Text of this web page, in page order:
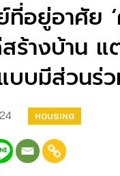
ที่อยู่อาศัย
สร้างบ้าน
บมีส่วนร่
HOUSING